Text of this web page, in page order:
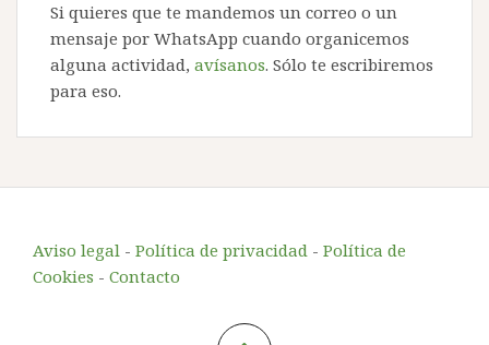
Si quieres que te mandemos un correo o un
mensaje por WhatsApp cuando organicemos
alguna actividad, avísanos. Sólo te escribiremos
para eso.
Aviso legal - Política de privacidad - Política de
Cookies - Contacto